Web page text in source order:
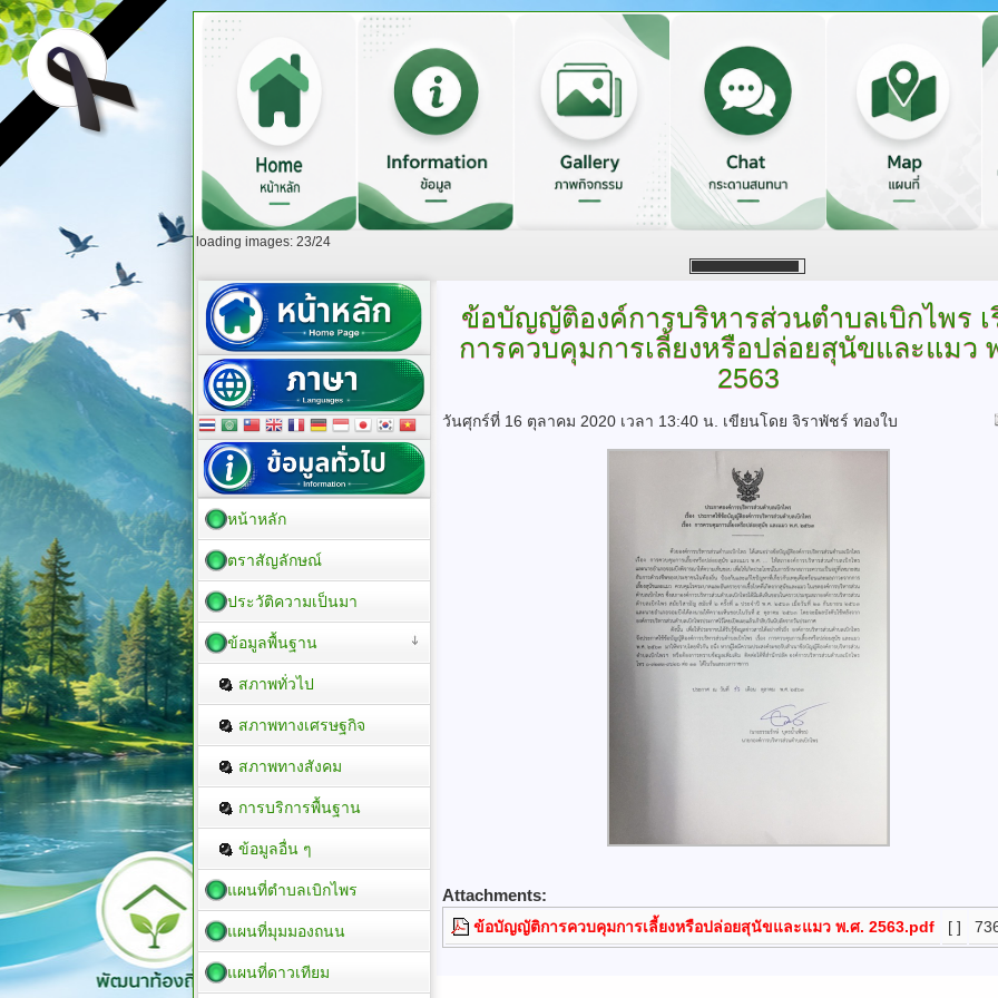
loading images: 23/24
ข้อบัญญัติองค์การบริหารส่วนตำบลเบิกไพร
การควบคุมการเลี้ยงหรือปล่อยสุนัขและแมว
2563
วันศุกร์ที่ 16 ตุลาคม 2020 เวลา 13:40 น. เขียนโดย จิราพัชร์ ทองใบ
Attachments:
ข้อบัญญัติการควบคุมการเลี้ยงหรือปล่อยสุนัขและแมว พ.ศ. 2563.pdf [ ]
หน้าหลัก
ตราสัญลักษณ์
ประวัติความเป็นมา
ข้อมูลพื้นฐาน
สภาพทั่วไป
สภาพทางเศรษฐกิจ
สภาพทางสังคม
การบริการพื้นฐาน
ข้อมูลอื่น ๆ
แผนที่ตำบลเบิกไพร
แผนที่มุมมองถนน
แผนที่ดาวเทียม